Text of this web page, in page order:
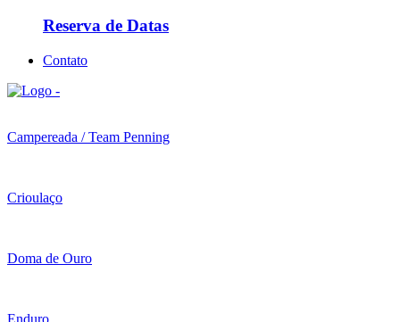
Reserva de Datas
Contato
Campereada / Team Penning
Crioulaço
Doma de Ouro
Enduro